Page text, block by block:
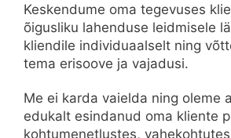
Keskendume oma tegevuses
õigusliku lahenduse leidmisele
kliendile individuaalselt ning
tema erisoove ja vajadusi.
Me ei karda vaielda ning oleme
edukalt esindanud oma kliente
kohtumenetlustes,